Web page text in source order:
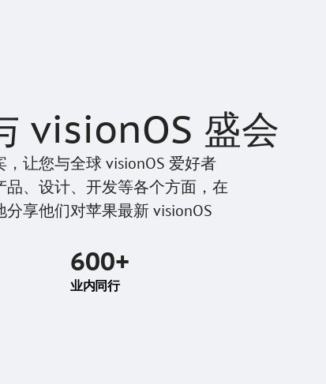
visionOS 盛会
让您与全球 visionOS 爱好者
、设计、开发等各个方面，在
享他们对苹果最新 visionOS
600+
业内同行